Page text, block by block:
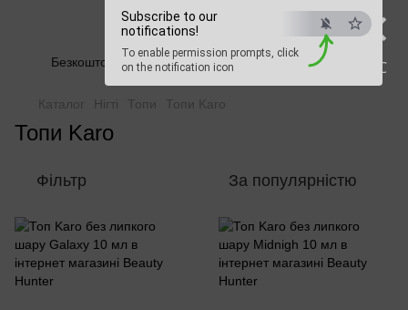
×
ESC
Subscribe to our
notifications!
To enable permission prompts, click
on the notification icon
Beauty Hunter
Безкоштовна доставка при замовленні від 2500 грн
Каталог Нігті Топи Топи Karo
Топи Karo
Фільтр За популярністю